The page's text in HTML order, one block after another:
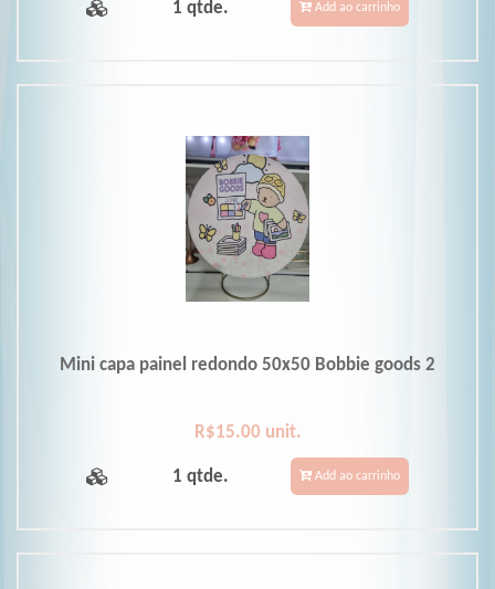
1 qtde. Add ao carrinho
Mini capa painel redondo 50x50 Bobbie goods 2
R$15.00 unit.
1 qtde. Add ao carrinho